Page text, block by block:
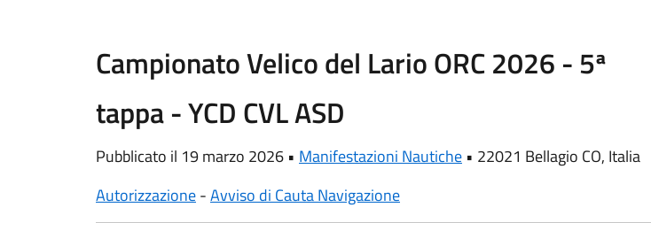
Campionato Velico del Lario ORC 2026 - 5ª
tappa - YCD CVL ASD
Pubblicato il 19 marzo 2026 • Manifestazioni Nautiche • 22021 Bellagio CO, Italia
Autorizzazione-Avviso di Cauta Navigazione